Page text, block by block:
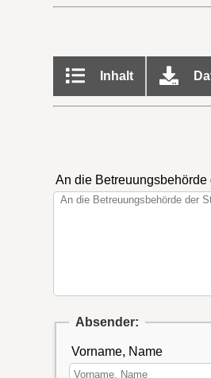
Inhalt
An die
Absender:
Vorname, Name